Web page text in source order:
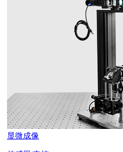
显微成像